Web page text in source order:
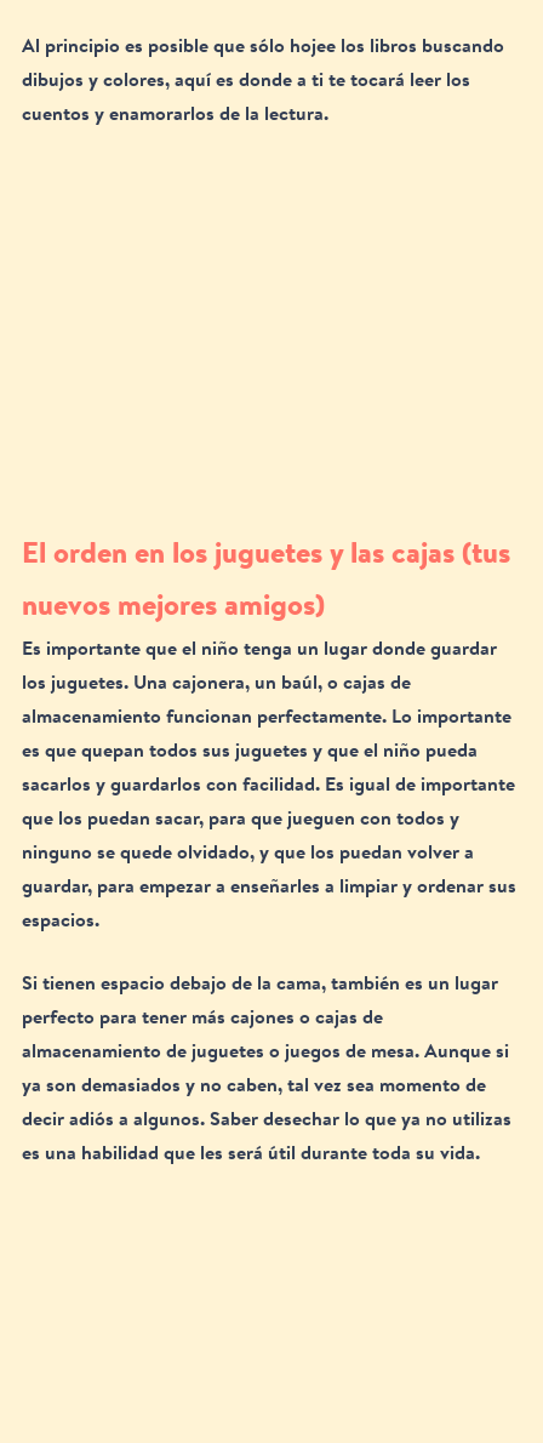
Al principio es posible que sólo hojee los libros buscando
dibujos y colores, aquí es donde a ti te tocará leer los
cuentos y enamorarlos de la lectura.
El orden en los juguetes y las cajas (tus
nuevos mejores amigos)
Es importante que el niño tenga un lugar donde guardar
los juguetes. Una cajonera, un baúl, o cajas de
almacenamiento funcionan perfectamente. Lo importante
es que quepan todos sus juguetes y que el niño pueda
sacarlos y guardarlos con facilidad. Es igual de importante
que los puedan sacar, para que jueguen con todos y
ninguno se quede olvidado, y que los puedan volver a
guardar, para empezar a enseñarles a limpiar y ordenar sus
espacios.
Si tienen espacio debajo de la cama, también es un lugar
perfecto para tener más cajones o cajas de
almacenamiento de juguetes o juegos de mesa. Aunque si
ya son demasiados y no caben, tal vez sea momento de
decir adiós a algunos. Saber desechar lo que ya no utilizas
es una habilidad que les será útil durante toda su vida.